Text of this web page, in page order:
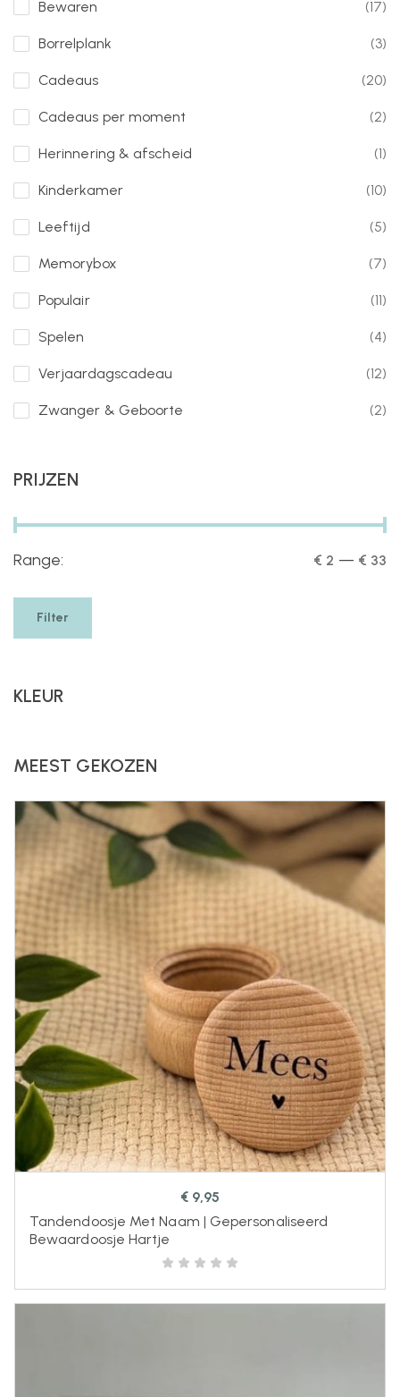
Bewaren (17)
Borrelplank (3)
Cadeaus (20)
Cadeaus per moment (2)
Herinnering & afscheid (1)
Kinderkamer (10)
Leeftijd (5)
Memorybox (7)
Populair (11)
Spelen (4)
Verjaardagscadeau (12)
Zwanger & Geboorte (2)
PRIJZEN
Range: € 2 — € 33
Filter
KLEUR
MEEST GEKOZEN
€9,95
Tandendoosje Met Naam | Gepersonaliseerd
Bewaardoosje Hartje